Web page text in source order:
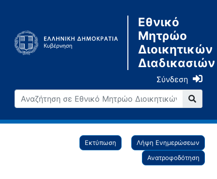
Εθνικό
Μητρώο
Διοικητικών
Διαδικασιών
Σύνδεση
Εκτύπωση
Λήψη Ενημερώσεων
Ανατροφοδότηση